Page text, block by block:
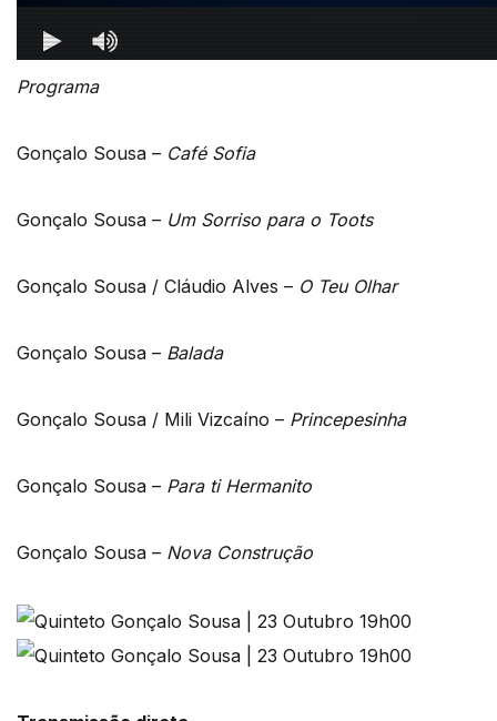
Programa
Gonçalo Sousa – Café Sofia
Gonçalo Sousa – Um Sorriso para o Toots
Gonçalo Sousa / Cláudio Alves – O Teu Olhar
Gonçalo Sousa – Balada
Gonçalo Sousa / Mili Vizcaíno – Princepesinha
Gonçalo Sousa – Para ti Hermanito
Gonçalo Sousa – Nova Construção